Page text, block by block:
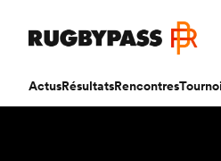
ActusRésultatsRencontres